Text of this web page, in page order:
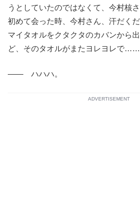
うとしていたのではなくて、今村核
初めて会った時、今村さん、汗だく
マイタオルをクタクタのカバンから
ど、そのタオルがまたヨレヨレで……
―― ハハハ。
ADVERTISEMENT